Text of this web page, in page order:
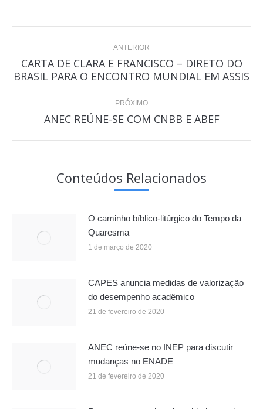
Navegação
de
post:
ANTERIOR
Post
anterior:
CARTA DE CLARA E FRANCISCO – DIRETO DO
BRASIL PARA O ENCONTRO MUNDIAL EM ASSIS
PRÓXIMO
Próximo
ANEC REÚNE-SE COM CNBB E ABEF
Conteúdos Relacionados
O caminho bíblico-litúrgico do Tempo da
Quaresma
1 de março de 2020
CAPES anuncia medidas de valorização
do desempenho acadêmico
21 de fevereiro de 2020
ANEC reúne-se no INEP para discutir
mudanças no ENADE
21 de fevereiro de 2020